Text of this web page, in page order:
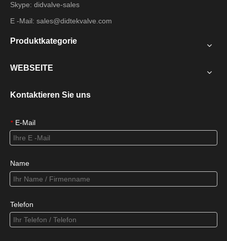
Skype: didvalve-sales
E -Mail: sales@didtekvalve.com
Produktkategorie
WEBSEITE
Kontaktieren Sie uns
* E-Mail
Name
Telefon